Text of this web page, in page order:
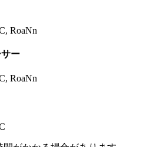
RoaNn
ー
RoaNn